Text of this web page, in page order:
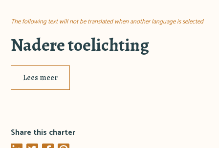
The following text will not be translated when another language is selected
Nadere toelichting
Lees meer
Share this charter